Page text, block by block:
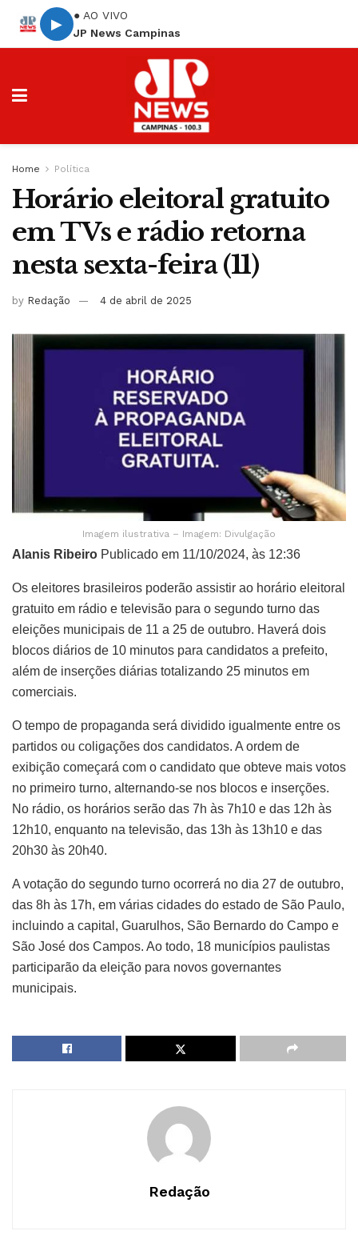
▶
● AO VIVO
JP News Campinas
Home Política
Horário eleitoral gratuito
em TVs e rádio retorna
nesta sexta-feira (11)
by Redação 4 de abril de 2025
Imagem ilustrativa – Imagem: Divulgação
Alanis Ribeiro Publicado em 11/10/2024, às 12:36
Os eleitores brasileiros poderão assistir ao horário eleitoral
gratuito em rádio e televisão para o segundo turno das
eleições municipais de 11 a 25 de outubro. Haverá dois
blocos diários de 10 minutos para candidatos a prefeito,
além de inserções diárias totalizando 25 minutos em
comerciais.
O tempo de propaganda será dividido igualmente entre os
partidos ou coligações dos candidatos. A ordem de
exibição começará com o candidato que obteve mais votos
no primeiro turno, alternando-se nos blocos e inserções.
No rádio, os horários serão das 7h às 7h10 e das 12h às
12h10, enquanto na televisão, das 13h às 13h10 e das
20h30 às 20h40.
A votação do segundo turno ocorrerá no dia 27 de outubro,
das 8h às 17h, em várias cidades do estado de São Paulo,
incluindo a capital, Guarulhos, São Bernardo do Campo e
São José dos Campos. Ao todo, 18 municípios paulistas
participarão da eleição para novos governantes
municipais.
Redação